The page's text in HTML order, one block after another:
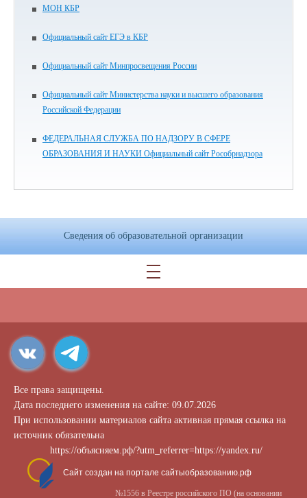
МОН КБР
Официальный сайт ЕГЭ в КБР
Официальный сайт Минпросвещения России
Официальный сайт Министерства науки и высшего образования
Российской Федерации
ФЕДЕРАЛЬНАЯ СЛУЖБА ПО НАДЗОРУ В СФЕРЕ
ОБРАЗОВАНИЯ И НАУКИ Официальный сайт Рособрнадзора
Сведения об образовательной организации
Все права защищены.
Дата последнего изменения на сайте: 09.07.2026
При использовании материалов сайта активная прямая ссылка на
источник обязательна
https://объясняем.рф/?utm_referrer=https://yandex.ru/
Сайт создан на портале сайтыобразованию.рф
№1556 в Реестре российского ПО (на основании